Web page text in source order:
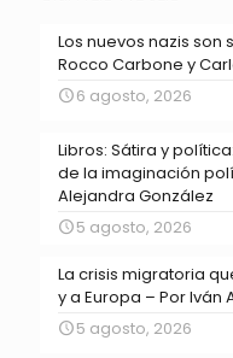
Los nuevos nazis son
Rocco Carbone y
6 agosto, 2026
Libros: Sátira y
de la imaginación
Alejandra González
5 agosto, 2026
La crisis migratoria
y a Europa – Por Iván
5 agosto, 2026